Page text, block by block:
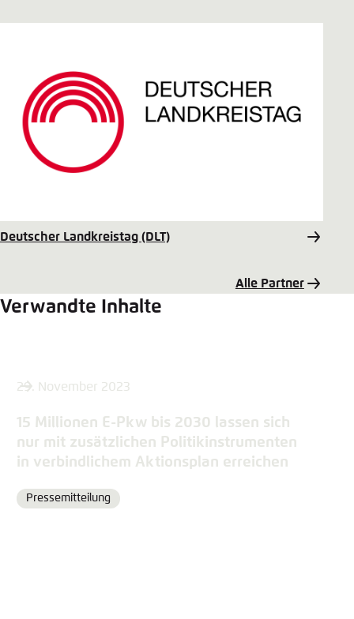
Deutscher Landkreistag (DLT)
Alle Partner
Verwandte Inhalte
29. November 2023
15 Millionen E-Pkw bis 2030 lassen sich
nur mit zusätzlichen Politikinstrumenten
in verbindlichem Aktionsplan erreichen
Format
Pressemitteilung